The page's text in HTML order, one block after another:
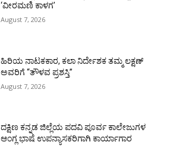
‘ವೀರಮಣಿ ಕಾಳಗ’
August 7, 2026
ಹಿರಿಯ ನಾಟಕಕಾರ, ಕಲಾ ನಿರ್ದೇಶಕ ತಮ್ಮ ಲಕ್ಷಣ್
ಅವರಿಗೆ “ತೌಳವ ಪ್ರಶಸ್ತಿ”
August 7, 2026
ದಕ್ಷಿಣ ಕನ್ನಡ ಜಿಲ್ಲೆಯ ಪದವಿ ಪೂರ್ವ ಕಾಲೇಜುಗಳ
ಆಂಗ್ಲ ಭಾಷೆ ಉಪನ್ಯಾಸಕರಿಗಾಗಿ ಕಾರ್ಯಾಗಾರ